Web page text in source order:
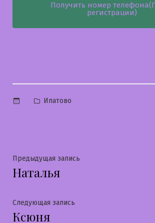
Получить номер
регистрации)
Опубликовано
Ипатово
Навигация
по
записям
Предыдущая запись
Наталья
Следующая запись
Ксюня